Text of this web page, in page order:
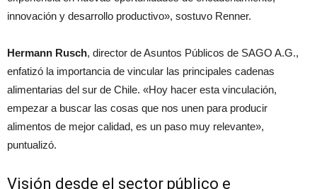
innovación y desarrollo productivo», sostuvo Renner.
Hermann Rusch, director de Asuntos Públicos de SAGO A.G.,
enfatizó la importancia de vincular las principales cadenas
alimentarias del sur de Chile. «Hoy hacer esta vinculación,
empezar a buscar las cosas que nos unen para producir
alimentos de mejor calidad, es un paso muy relevante»,
puntualizó.
Visión desde el sector público e